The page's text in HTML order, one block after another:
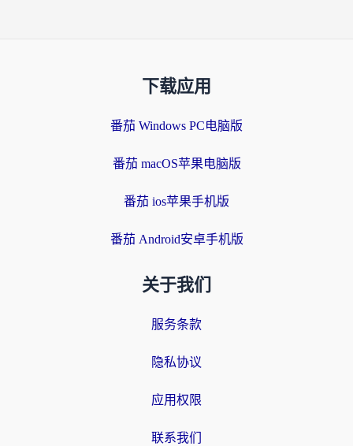
下载应用
番茄 Windows PC电脑版
番茄 macOS苹果电脑版
番茄 ios苹果手机版
番茄 Android安卓手机版
关于我们
服务条款
隐私协议
应用权限
联系我们